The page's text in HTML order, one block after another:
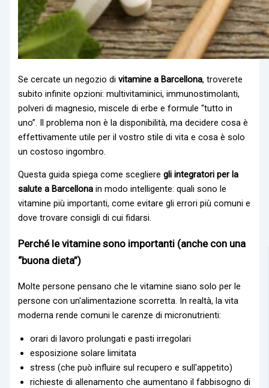
Se cercate un negozio divitamine a Barcellona, troverete
subito infinite opzioni: multivitaminici, immunostimolanti,
polveri di magnesio, miscele di erbe e formule “tutto in
uno”. Il problema non è la disponibilità, ma decidere cosa è
effettivamente utile per il vostro stile di vita e cosa è solo
un costoso ingombro.
Questa guida spiega come sceglieregli integratori per la
salute a Barcellonain modo intelligente: quali sono le
vitamine più importanti, come evitare gli errori più comuni e
dove trovare consigli di cui fidarsi.
Perché le vitamine sono importanti (anche con una
“buona dieta”)
Molte persone pensano che le vitamine siano solo per le
persone con un'alimentazione scorretta. In realtà, la vita
moderna rende comuni le carenze di micronutrienti:
orari di lavoro prolungati e pasti irregolari
esposizione solare limitata
stress (che può influire sul recupero e sull'appetito)
richieste di allenamento che aumentano il fabbisogno di